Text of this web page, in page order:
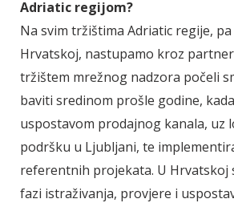
Adriatic regijom?
Na svim tržištima Adriatic regije,
Hrvatskoj, nastupamo kroz
tržištem mrežnog nadzora počeli
baviti sredinom prošle godine,
uspostavom prodajnog kanala, uz
podršku u Ljubljani, te
referentnih projekata. U Hrvatskoj
fazi istraživanja, provjere i